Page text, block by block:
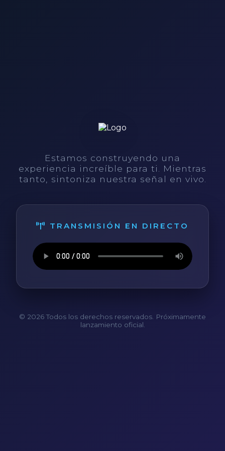
Estamos construyendo una
experiencia increíble para ti. Mientras
tanto, sintoniza nuestra señal en vivo.
TRANSMISIÓN EN DIRECTO
© 2026 Todos los derechos reservados. Próximamente
lanzamiento oficial.